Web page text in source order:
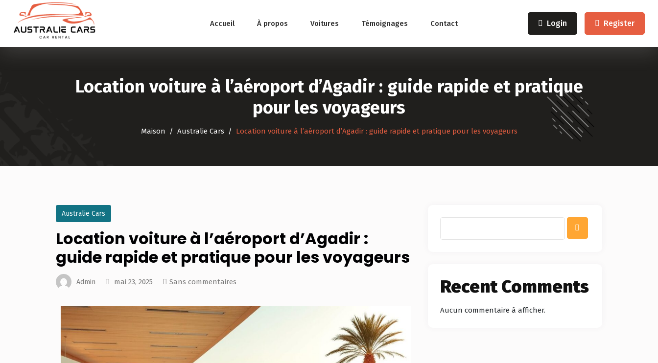
Accueil À propos Voitures Témoignages Contact Login Register
Location voiture à l’aéroport d’Agadir : guide rapide et pratique
pour les voyageurs
Maison Australie Cars Location voiture à l’aéroport d’Agadir : guide rapide et pratique pour les voyageurs
Australie Cars
Location voiture à l’aéroport d’Agadir :
guide rapide et pratique pour les voyageurs
Admin mai 23, 2025 Sans commentaires Recent Comments
Aucun commentaire à afficher.